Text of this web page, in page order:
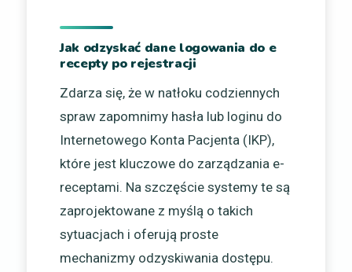
Jak odzyskać dane logowania do e
recepty po rejestracji
Zdarza się, że w natłoku codziennych
spraw zapomnimy hasła lub loginu do
Internetowego Konta Pacjenta (IKP),
które jest kluczowe do zarządzania e-
receptami. Na szczęście systemy te są
zaprojektowane z myślą o takich
sytuacjach i oferują proste
mechanizmy odzyskiwania dostępu.